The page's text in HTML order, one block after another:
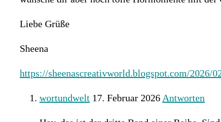
Liebe Grüße
Sheena
https://sheenascreativworld.blogspot.com/2026/
wortundwelt 17. Februar 2026 Antworten